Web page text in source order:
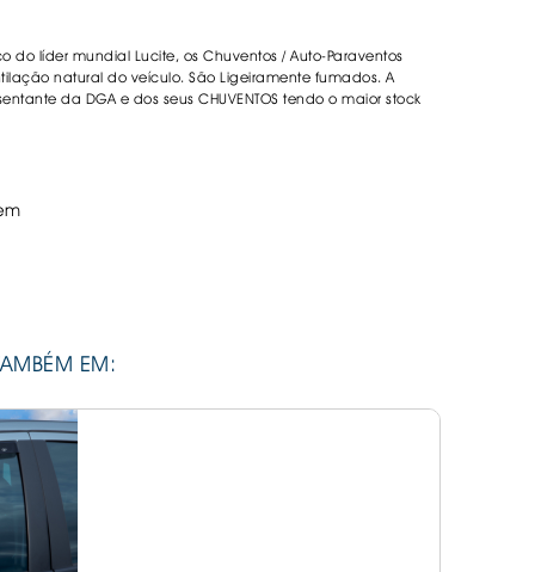
PNEUS
do líder mundial Lucite, os Chuventos / Auto-Paraventos
natural do veículo. São Ligeiramente fumados. A
da DGA e dos seus CHUVENTOS tendo o maior stock
EM: